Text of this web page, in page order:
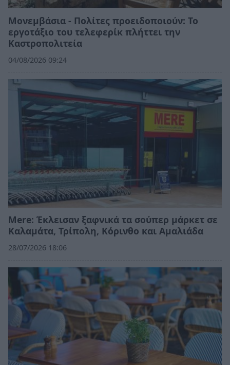
Μονεμβάσια - Πολίτες προειδοποιούν: Το
εργοτάξιο του τελεφερίκ πλήττει την
Καστροπολιτεία
04/08/2026 09:24
Mere: Έκλεισαν ξαφνικά τα σούπερ μάρκετ σε
Καλαμάτα, Τρίπολη, Κόρινθο και Αμαλιάδα
28/07/2026 18:06